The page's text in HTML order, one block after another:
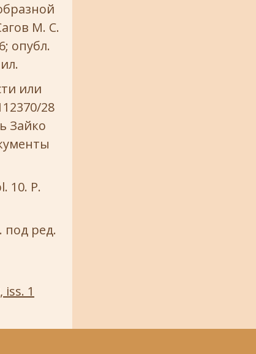
М. С.
опубл.
или
28
Зайко
10. P.
под ред.
iss. 1